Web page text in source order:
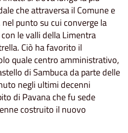
che attraversa il Comune e
punto su cui converge la
le valli della Limentra
Ciò ha favorito il
quale centro amministrativo,
di Sambuca da parte delle
negli ultimi decenni
di Pavana che fu sede
costruito il nuovo